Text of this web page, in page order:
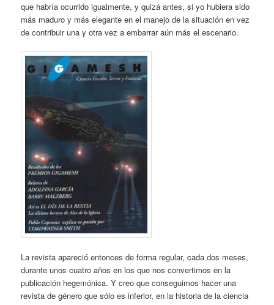
que habría ocurrido igualmente, y quizá antes, si yo hubiera sido
más maduro y más elegante en el manejo de la situación en vez
de contribuir una y otra vez a embarrar aún más el escenario.
La revista apareció entonces de forma regular, cada dos meses,
durante unos cuatro años en los que nos convertimos en la
publicación hegemónica. Y creo que conseguimos hacer una
revista de género que sólo es inferior, en la historia de la ciencia